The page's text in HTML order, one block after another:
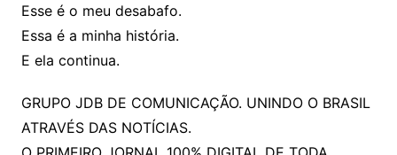
Esse é o meu desabafo.
Essa é a minha história.
E ela continua.
GRUPO JDB DE COMUNICAÇÃO. UNINDO O BRASIL
ATRAVÉS DAS NOTÍCIAS.